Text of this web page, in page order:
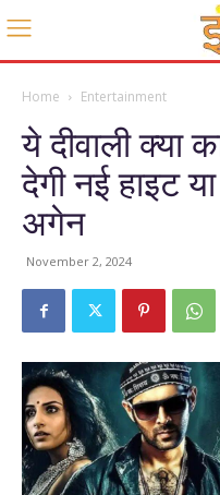
Home Entertainment
ये दीवाली क्या
देगी नई हाइट
अगेन
November 2, 2024